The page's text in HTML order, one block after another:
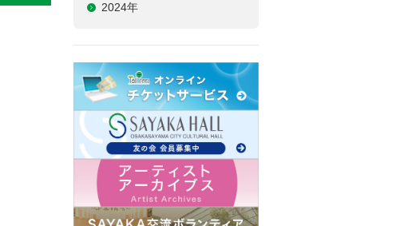
2024年